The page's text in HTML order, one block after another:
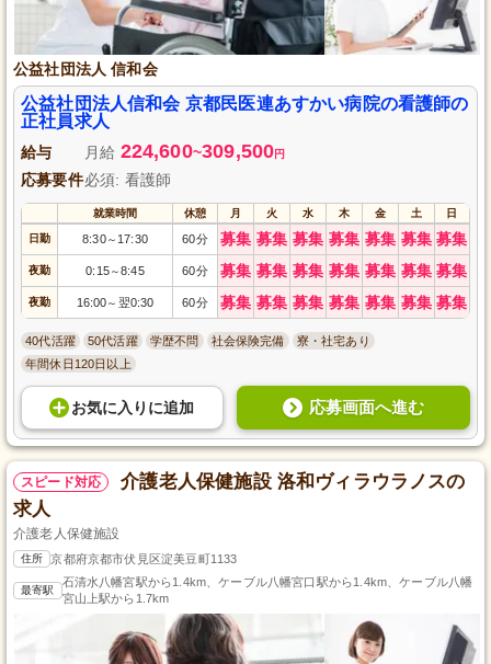
公益社団法人 信和会
公益社団法人信和会 京都民医連あすかい病院の看護師の
正社員求人
給与 月給 224,600~309,500円
応募要件必須: 看護師
就業時間 休憩 月 火 水 木 金 土 日
日勤 8:30～ 17:30 60分 募集 募集 募集 募集 募集 募集 募集
夜勤 0:15～8:45 60分 募集 募集 募集 募集 募集 募集 募集
夜勤 16:00～ 翌0:30 60分 募集 募集 募集 募集 募集 募集 募集
40代活躍 50代活躍 学歴不問 社会保険完備
寮・社宅あり
年間休日120日以上
お気に入り に追加 応募画面へ進む
スピード対応
介護老人保健施設 洛和ヴィラウラノスの
求人
介護老人保健施設
住所 京都府京都市伏見区淀美豆町1133
最寄駅
石清水八幡宮駅から1.4km、ケーブル八幡宮口駅から1.4km、ケーブル八幡
宮山上駅から1.7km